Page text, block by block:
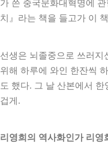
가 쓴 중국문화대혁명에
치』라는 책을 들고가 이
선생은 뇌졸중으로 쓰러
위해 하루에 와인 한잔씩
도 했다. 그 날 산본에서
겁게.
리영희의 역사화인가 리영